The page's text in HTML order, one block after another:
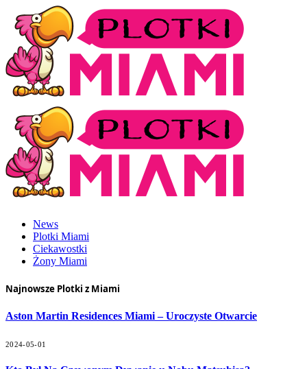
News
Plotki Miami
Ciekawostki
Żony Miami
Najnowsze Plotki z Miami
Aston Martin Residences Miami – Uroczyste Otwarcie
2024-05-01